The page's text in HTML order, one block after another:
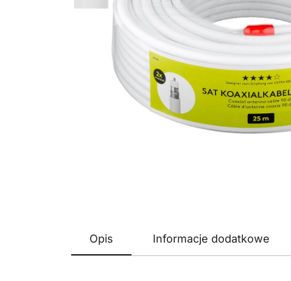
Opis Informacje dodatkowe